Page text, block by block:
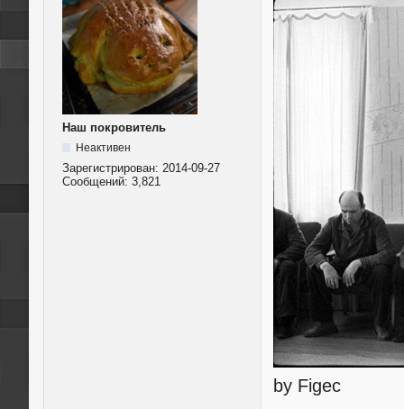
Наш покровитель
Неактивен
Зарегистрирован: 2014-09-27
Сообщений: 3,821
by Figec